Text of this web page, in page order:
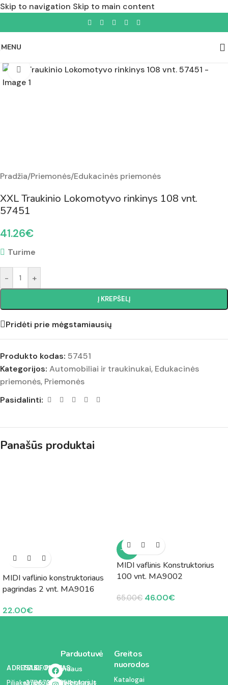
Skip to navigation Skip to main content
MENU
Padidinti nuotrauką
Pradžia/Priemonės/Edukacinės priemonės
XXL Traukinio Lokomotyvo rinkinys 108 vnt.
57451
41.26€
Turime
- +
Į KREPŠELĮ
Pridėti prie mėgstamiausių
Produkto kodas: 57451
Kategorijos: Automobiliai ir traukinukai, Edukacinės
priemonės, Priemonės
Pasidalinti:
Panašūs produktai
MIDI vaflinio konstruktoriaus
pagrindas 2 vnt. MA9016
22.00€
-29%
MIDI vaflinis Konstruktorius
100 vnt. MA9002
65.00€ 46.00€
ADRESAS:
Piliakalnio
TELEFONAS:
+37067350054
EL. PAŠTAS:
info@kodelciukas.lt
Parduotuvė
Vidaus
inventorius
Greitos
nuorodos
Katalogai